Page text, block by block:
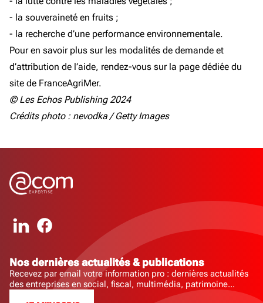
- la souveraineté en fruits ;
- la recherche d’une performance environnementale.
Pour en savoir plus sur les modalités de demande et
d’attribution de l’aide, rendez-vous sur la page dédiée du
site de FranceAgriMer.
© Les Echos Publishing 2024
Crédits photo : nevodka / Getty Images
Nos dernières actualités & publications
Recevez par email votre information pro : dernières actualités
des entreprises en social, fiscal, multimédia, patrimoine...